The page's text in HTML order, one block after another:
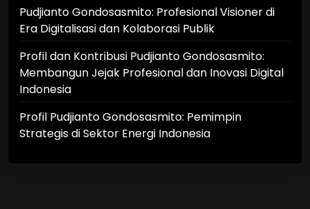
Pudjianto Gondosasmito: Profesional Visioner di
Era Digitalisasi dan Kolaborasi Publik
Profil dan Kontribusi Pudjianto Gondosasmito:
Membangun Jejak Profesional dan Inovasi Digital
Indonesia
Profil Pudjianto Gondosasmito: Pemimpin
Strategis di Sektor Energi Indonesia